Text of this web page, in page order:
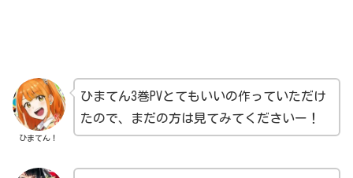
ひまてん！
ひまてん3巻PVとてもいいの作っていただけ
たので、まだの方は見てみてくださいー！